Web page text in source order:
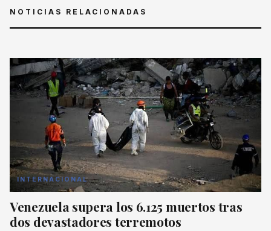
NOTICIAS RELACIONADAS
INTERNACIONAL
Venezuela supera los 6.125 muertos tras
dos devastadores terremotos